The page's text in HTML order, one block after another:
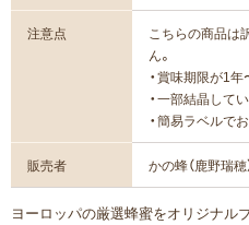
注意点 こちらの商品は
ん。
・賞味期限が1
・一部結晶して
・簡易ラベルで
販売者 かの蜂（鹿野瑞穂
ヨーロッパの厳選蜂蜜をオリジナル